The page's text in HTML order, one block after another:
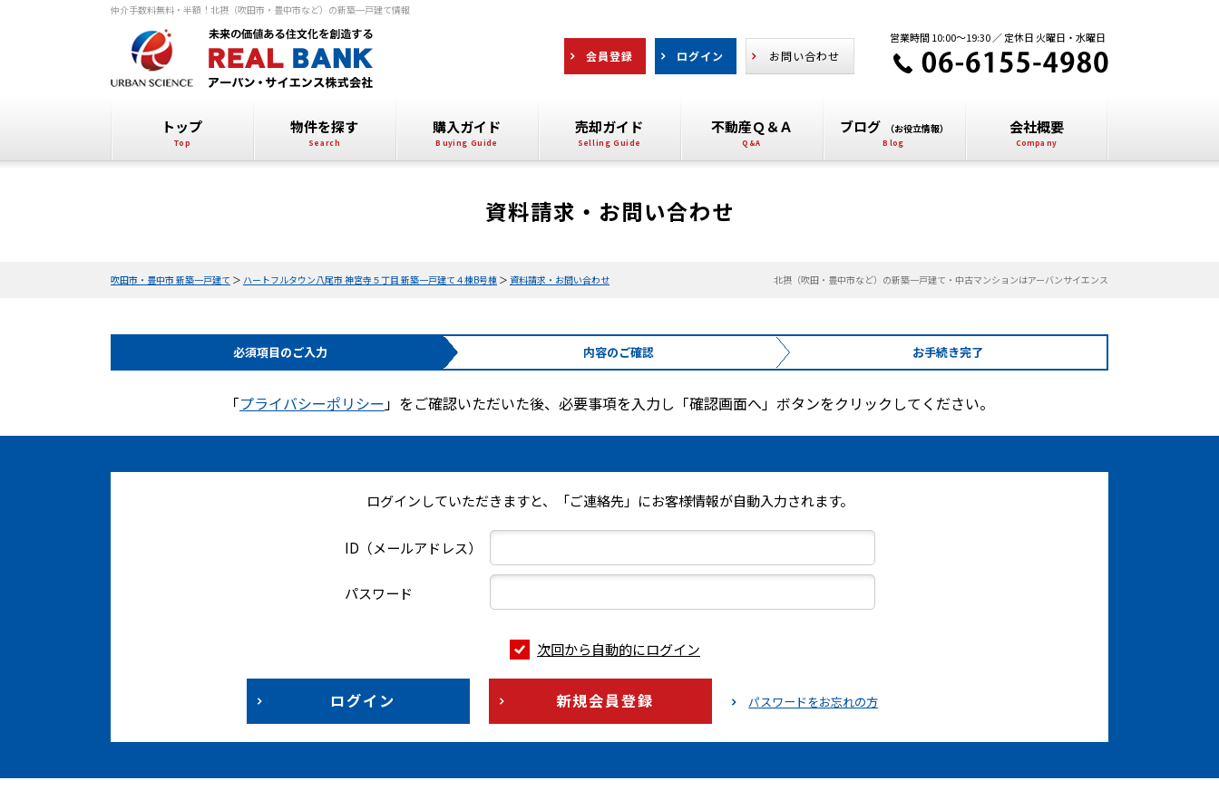
仲介手数料無料・半額！北摂（吹田市・豊中市など）の新築一戸建て情報
会員登録 ログイン お問い合わせ
営業時間 10:00～19:30 ／ 定休日 火曜日・水曜日
トップ 物件を探す 購入ガイド 売却ガイド 不動産Ｑ＆Ａ ブログ （お役立情報） 会社概要
資料請求・お問い合わせ
吹田市・豊中市 新築一戸建て ＞ ハートフルタウン八尾市 神宮寺５丁目 新築一戸建て４棟B号棟 ＞ 資料請求・お問い合わせ 北摂（吹田・豊中市など）の新築一戸建て・中古マンションはアーバンサイエンス
必須項目のご入力 内容のご確認 お手続き完了
「プライバシーポリシー」をご確認いただいた後、必要事項を入力し「確認画面へ」ボタンをクリックしてください。
ログインしていただきますと、「ご連絡先」にお客様情報が自動入力されます。
ID（メールアドレス）
パスワード
次回から自動的にログイン
ログイン 新規会員登録 パスワードをお忘れの方